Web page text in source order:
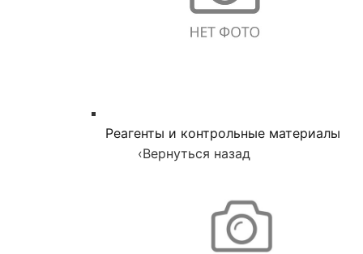
Реагенты и контрольные материалы
‹Вернуться назад